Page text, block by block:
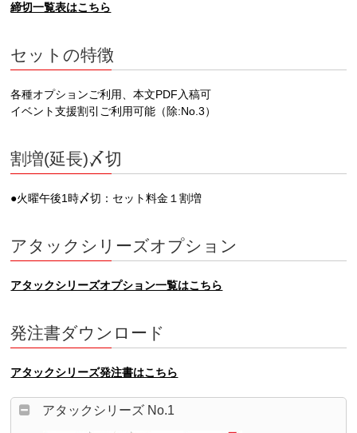
締切一覧表はこちら
セットの特徴
各種オプションご利用、本文PDF入稿可
イベント支援割引ご利用可能（除:No.3）
割増(延長)〆切
●火曜午後1時〆切：セット料金１割増
アタックシリーズオプション
アタックシリーズオプション一覧はこちら
発注書ダウンロード
アタックシリーズ発注書はこちら
アタックシリーズ No.1